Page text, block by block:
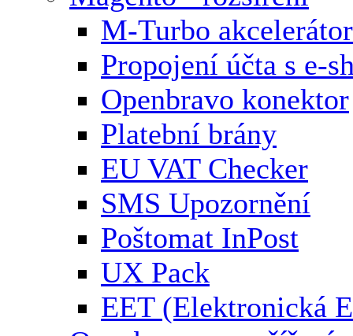
M-Turbo akcelerátor
Propojení účta s e-
Openbravo konektor
Platební brány
EU VAT Checker
SMS Upozornění
Poštomat InPost
UX Pack
EET (Elektronická